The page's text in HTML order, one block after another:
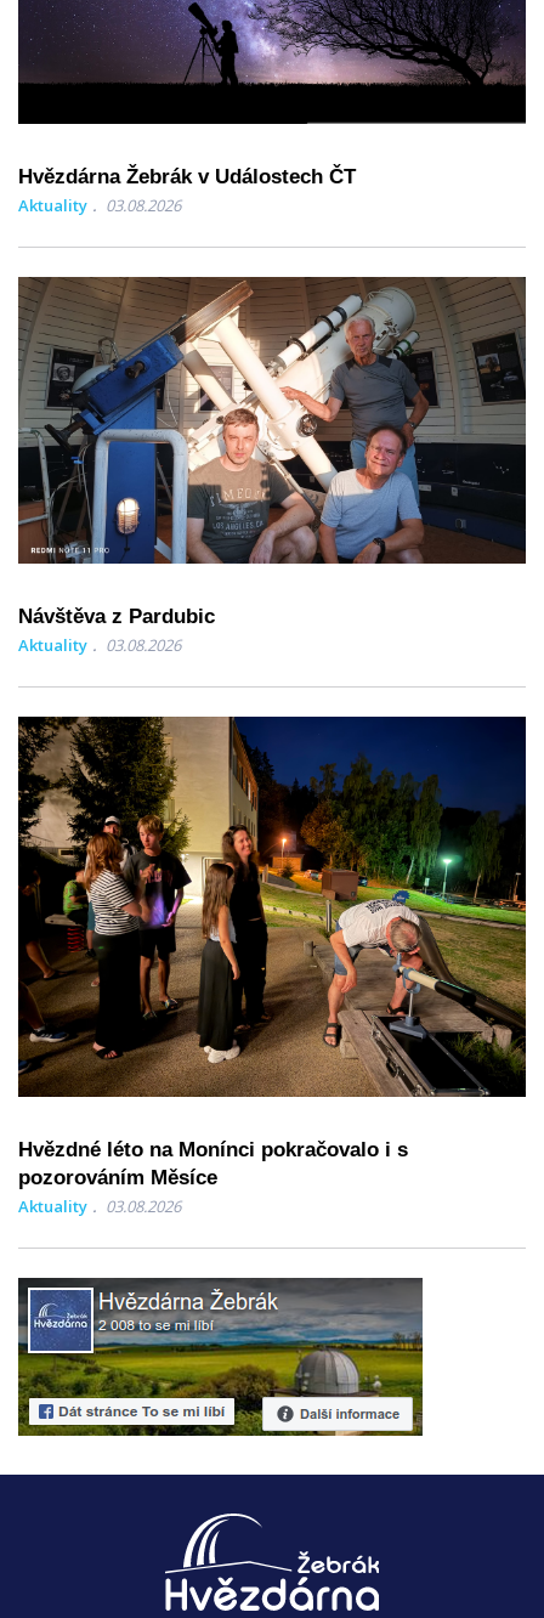
Hvězdárna Žebrák v Událostech ČT
Aktuality 03.08.2026
Návštěva z Pardubic
Aktuality 03.08.2026
Hvězdné léto na Monínci pokračovalo i s
pozorováním Měsíce
Aktuality 03.08.2026